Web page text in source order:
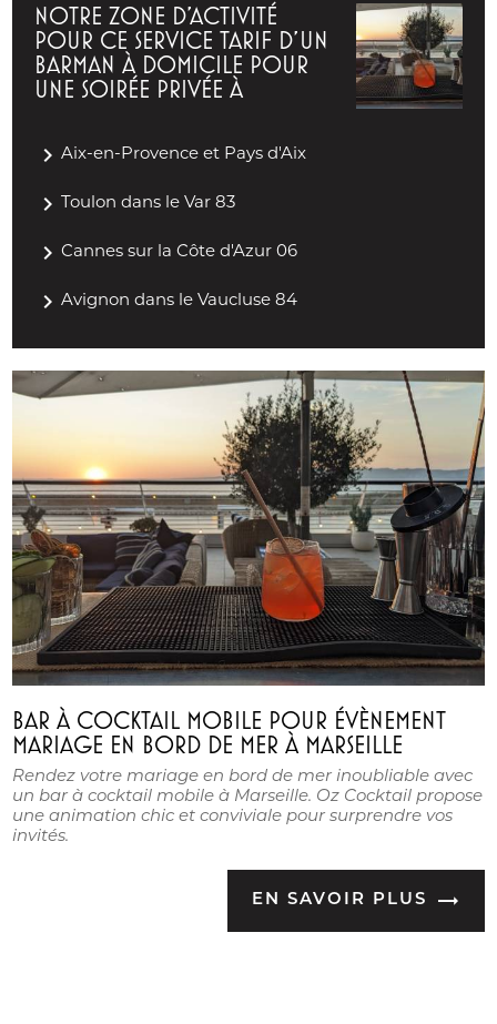
NOTRE ZONE D'ACTIVITÉ
POUR CE SERVICE TARIF D'UN
BARMAN À DOMICILE POUR
UNE SOIRÉE PRIVÉE À
navigate_nextAix-en-Provence et Pays d'Aix
navigate_nextToulon dans le Var 83
navigate_nextCannes sur la Côte d'Azur 06
navigate_nextAvignon dans le Vaucluse 84
BAR À COCKTAIL MOBILE POUR ÉVÈNEMENT
MARIAGE EN BORD DE MER À MARSEILLE
Rendez votre mariage en bord de mer inoubliable avec
un bar à cocktail mobile à Marseille. Oz Cocktail propose
une animation chic et conviviale pour surprendre vos
invités.
EN SAVOIR PLUS